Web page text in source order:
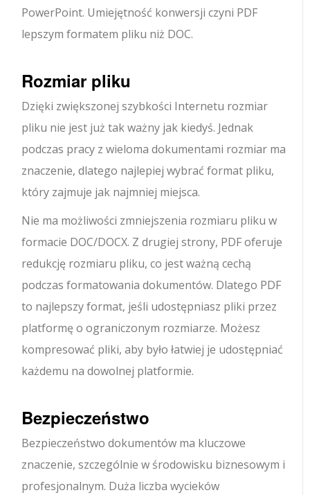
PowerPoint. Umiejętność konwersji czyni PDF
lepszym formatem pliku niż DOC.
Rozmiar pliku
Dzięki zwiększonej szybkości Internetu rozmiar
pliku nie jest już tak ważny jak kiedyś. Jednak
podczas pracy z wieloma dokumentami rozmiar ma
znaczenie, dlatego najlepiej wybrać format pliku,
który zajmuje jak najmniej miejsca.
Nie ma możliwości zmniejszenia rozmiaru pliku w
formacie DOC/DOCX. Z drugiej strony, PDF oferuje
redukcję rozmiaru pliku, co jest ważną cechą
podczas formatowania dokumentów. Dlatego PDF
to najlepszy format, jeśli udostępniasz pliki przez
platformę o ograniczonym rozmiarze. Możesz
kompresować pliki, aby było łatwiej je udostępniać
każdemu na dowolnej platformie.
Bezpieczeństwo
Bezpieczeństwo dokumentów ma kluczowe
znaczenie, szczególnie w środowisku biznesowym i
profesjonalnym. Duża liczba wycieków